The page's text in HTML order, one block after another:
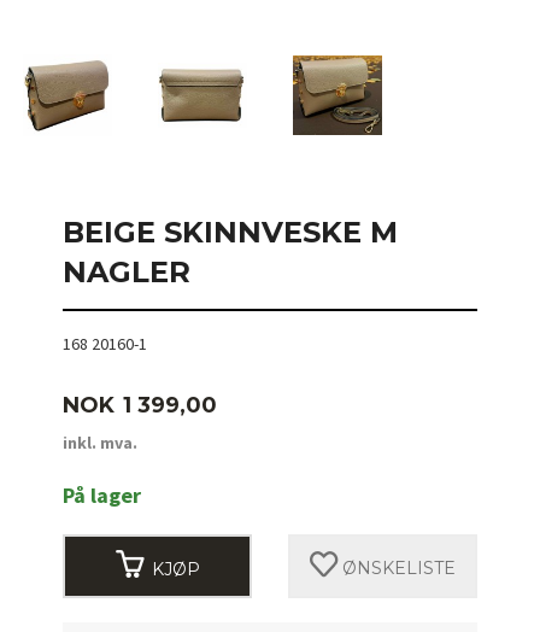
BEIGE SKINNVESKE M
NAGLER
168 20160-1
Pris
NOK 1 399,00
inkl. mva.
På lager
KJØP ØNSKELISTE